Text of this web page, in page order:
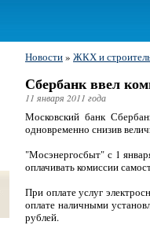
Новости» ЖКХ и
Сбербанк ввел
11 января 2011 года
Московский банк
одновременно снизив
"Мосэнергосбыт" с 1
оплачивать комиссии
При оплате услуг
оплате наличными
рублей.